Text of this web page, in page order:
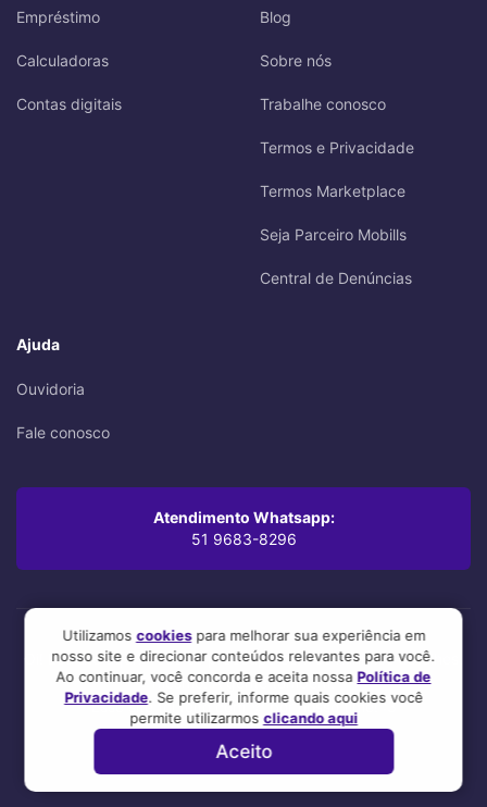
Empréstimo
Calculadoras
Contas digitais
Blog
Sobre nós
Trabalhe conosco
Termos e Privacidade
Termos Marketplace
Seja Parceiro Mobills
Central de Denúncias
Ajuda
Ouvidoria
Fale conosco
Atendimento Whatsapp:
51 9683-8296
Oi! Leu até aqui? Você se preocupa com os mínimos detalhes,
mesmo. A gente também.
Esse site foi feito com 💜 por nosso time! :3
Utilizamos cookiespara melhorar sua experiência em
nosso site e direcionar conteúdos relevantes para você.
Ao continuar, você concorda e aceita nossaPolítica de
Privacidade. Se preferir, informe quais cookies você
permite utilizarmos clicando aqui
Aceito